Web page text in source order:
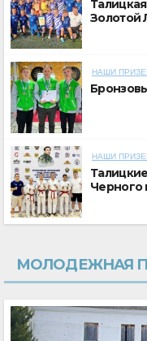
Золотой
НАШИ
НАШИ
Черного
МОЛОДЕЖНАЯ